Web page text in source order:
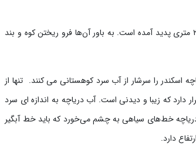
دانشمندان بر این باورند که اسکندرکول چندین هزار سال پیش بر اثر زمین‌لغزه در ارتفاع ۲٬۲۵۵ متری پدید آمده است. به باور آن‌ها فرو ریختن کوه و بند
را سرشار از آب سرد کوهستانی می کنند. تنها از
دارد که زیبا و دیدنی است. آب دریاچه به اندازه ای سرد
دریاچه خط‌های سیاهی به چشم می‌خورد که باید خط آبگیر